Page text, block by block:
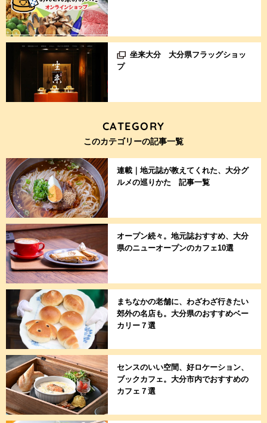
坐来大分 大分県フラッグショッ
プ
CATEGORY
このカテゴリーの記事一覧
連載｜地元誌が教えてくれた、大分グ
ルメの巡りかた 記事一覧
オープン続々。地元誌おすすめ、大分
県のニューオープンのカフェ10選
まちなかの老舗に、わざわざ行きたい
郊外の名店も。大分県のおすすめベー
カリー７選
センスのいい空間、好ロケーション、
ブックカフェ。大分市内でおすすめの
カフェ７選